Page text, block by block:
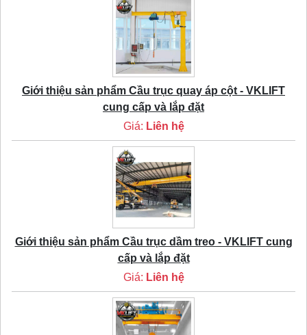
Giới thiệu sản phẩm Cầu trục quay áp cột - VKLIFT
cung cấp và lắp đặt
Giá: Liên hệ
Giới thiệu sản phẩm Cầu trục dầm treo - VKLIFT cung
cấp và lắp đặt
Giá: Liên hệ